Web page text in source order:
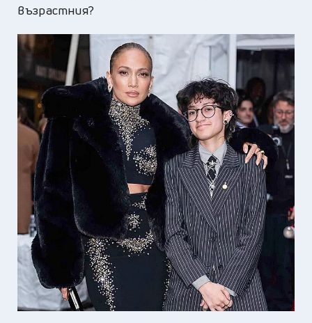
възрастния?